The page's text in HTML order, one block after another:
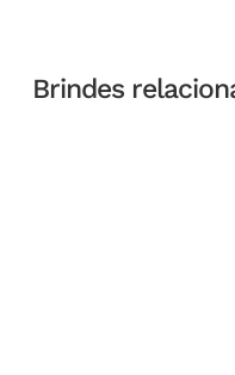
Brindes